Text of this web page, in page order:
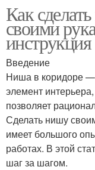
Как
своими
инструкция
Введение
Ниша в коридоре —
элемент
позволяет
Сделать нишу
имеет большого
работах. В этой
шаг за шагом.